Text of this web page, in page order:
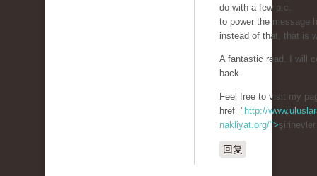
do with a few p.c.
to power the message
instead of that, that is
A fantastic read. I will
back.
Feel free to visit my
href=" http://
nakliyat.org/">
回复